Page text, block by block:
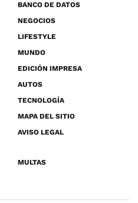
BANCO DE DATOS
NEGOCIOS
LIFESTYLE
MUNDO
EDICIÓN IMPRESA
AUTOS
TECNOLOGÍA
MAPA DEL SITIO
AVISO LEGAL
MULTAS